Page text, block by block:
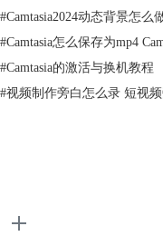
进入录制页面后，根据自己
#Camtasia2024动态背景怎么
#Camtasia怎么保存为mp4
#Camtasia的激活与换机教程
#视频制作旁白怎么录 短视